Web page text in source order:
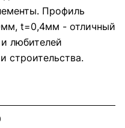
Профиль
t=0,4мм - отличный
любителей
строительства.